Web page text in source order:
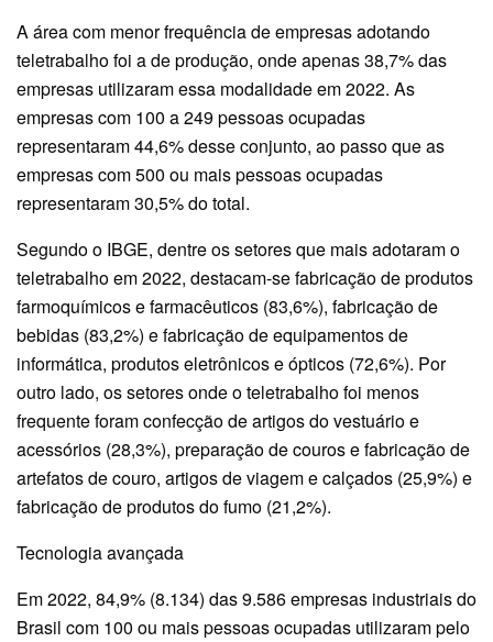
A área com menor frequência de empresas adotando
teletrabalho foi a de produção, onde apenas 38,7% das
empresas utilizaram essa modalidade em 2022. As
empresas com 100 a 249 pessoas ocupadas
representaram 44,6% desse conjunto, ao passo que as
empresas com 500 ou mais pessoas ocupadas
representaram 30,5% do total.
Segundo o IBGE, dentre os setores que mais adotaram o
teletrabalho em 2022, destacam-se fabricação de produtos
farmoquímicos e farmacêuticos (83,6%), fabricação de
bebidas (83,2%) e fabricação de equipamentos de
informática, produtos eletrônicos e ópticos (72,6%). Por
outro lado, os setores onde o teletrabalho foi menos
frequente foram confecção de artigos do vestuário e
acessórios (28,3%), preparação de couros e fabricação de
artefatos de couro, artigos de viagem e calçados (25,9%) e
fabricação de produtos do fumo (21,2%).
Tecnologia avançada
Em 2022, 84,9% (8.134) das 9.586 empresas industriais do
Brasil com 100 ou mais pessoas ocupadas utilizaram pelo